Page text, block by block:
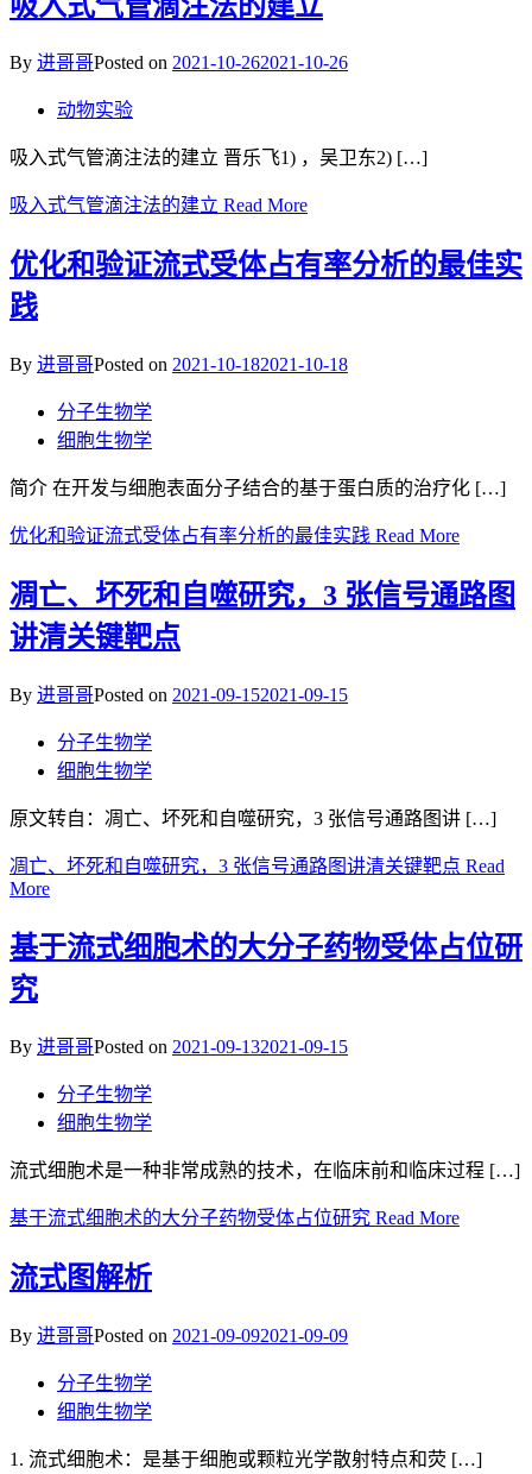
By 进哥哥Posted on 2021-10-262021-10-26
动物实验
吸入式气管滴注法的建立 晋乐飞1) ，吴卫东2) […]
吸入式气管滴注法的建立 Read More
优化和验证流式受体占有率分析的最佳实
践
By 进哥哥Posted on 2021-10-182021-10-18
分子生物学
细胞生物学
简介 在开发与细胞表面分子结合的基于蛋白质的治疗化 […]
优化和验证流式受体占有率分析的最佳实践 Read More
凋亡、坏死和自噬研究，3 张信号通路图
讲清关键靶点
By 进哥哥Posted on 2021-09-152021-09-15
分子生物学
细胞生物学
原文转自：凋亡、坏死和自噬研究，3 张信号通路图讲 […]
凋亡、坏死和自噬研究，3 张信号通路图讲清关键靶点 Read
More
基于流式细胞术的大分子药物受体占位研
究
By 进哥哥Posted on 2021-09-132021-09-15
分子生物学
细胞生物学
流式细胞术是一种非常成熟的技术，在临床前和临床过程 […]
基于流式细胞术的大分子药物受体占位研究 Read More
流式图解析
By 进哥哥Posted on 2021-09-092021-09-09
分子生物学
细胞生物学
1. 流式细胞术：是基于细胞或颗粒光学散射特点和荧 […]